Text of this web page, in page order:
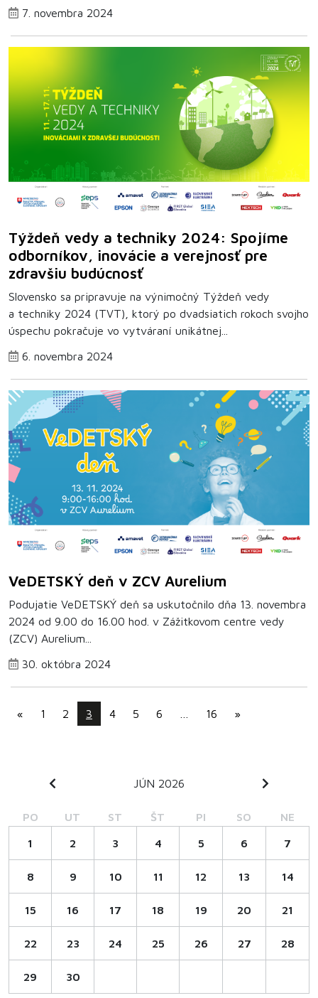
7. novembra 2024
Týždeň vedy a techniky 2024: Spojíme
odborníkov, inovácie a verejnosť pre
zdravšiu budúcnosť
Slovensko sa pripravuje na výnimočný Týždeň vedy
a techniky 2024 (TVT), ktorý po dvadsiatich rokoch svojho
úspechu pokračuje vo vytváraní unikátnej...
6. novembra 2024
VeDETSKÝ deň v ZCV Aurelium
Podujatie VeDETSKÝ deň sa uskutočnilo dňa 13. novembra
2024 od 9.00 do 16.00 hod. v Zážitkovom centre vedy
(ZCV) Aurelium...
30. októbra 2024
« 1 2 3 4 5 6 16 »
JÚN 2026
PO UT ST ŠT PI SO NE
1 2 3 4 5 6 7
8 9 10 11 12 13 14
15 16 17 18 19 20 21
22 23 24 25 26 27 28
29 30